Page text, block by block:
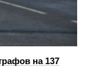
на 137